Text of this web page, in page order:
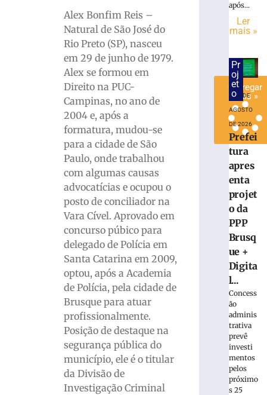
Alex Bonfim Reis –
Natural de São José do
Rio Preto (SP), nasceu
em 29 de junho de 1979.
Alex se formou em
Direito na PUC-
Campinas, no ano de
2004 e, após a
formatura, mudou-se
para a cidade de São
Paulo, onde trabalhou
com algumas causas
advocatícias e ocupou o
posto de conciliador na
Vara Cível. Aprovado em
concurso púbico para
delegado de Polícia em
Santa Catarina em 2009,
optou, após a Academia
de Polícia, pela cidade de
Brusque para atuar
profissionalmente.
Posição de destaque na
segurança pública do
município, ele é o titular
da Divisão de
Investigação Criminal
agosto
Carregar
mais »
após...
Ler
mais »
Pr
oj
et
o
7 DE
AGOSTO
DE 2026
Prefei
tura
apres
enta
projet
o da
PPP
Brusq
ue +
Digita
l...
Concess
ão
adminis
trativa
prevê
investi
mentos
pelos
próximo
s 25